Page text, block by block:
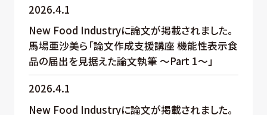
2026.4.1
New Food Industryに論文が掲載されました。
馬場亜沙美ら「論文作成支援講座 機能性表示食
品の届出を見据えた論文執筆 ～Part 1～」
2026.4.1
New Food Industryに論文が掲載されました。